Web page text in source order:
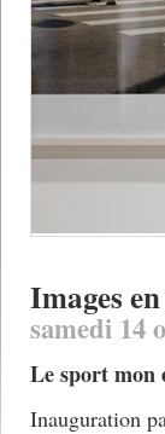
Images
samedi 14
Le sport mon
Inauguration